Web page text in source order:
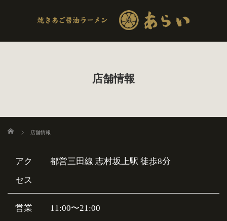
店舗情報
ホーム 店舗情報
アク
セス
都営三田線 志村坂上駅 徒歩8分
営業
11:00〜21:00